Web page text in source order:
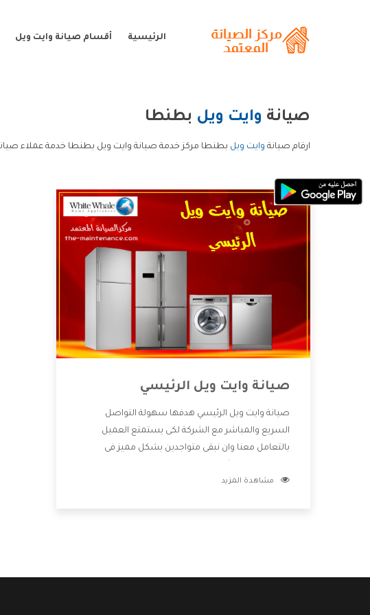
الرئيسية أقسام صيانة وايت ويل
صيانة وايت ويل بطنطا
ارقام صيانة وايت ويل بطنطا مركز خدمة صيانة وايت ويل بطنطا خدمة عملاء
صيانة وايت ويل الرئيسي
صيانة وايت ويل الرئيسي هدفها سهولة التواصل
السريع والمباشر مع الشركة لكى يستمتع العميل
بالتعامل معنا وان نبقى متواجدين بشكل مميز فى
للعميل وان يستمتع بالخدمات التى تنفرد الشركة بها
مشاهدة المزيد